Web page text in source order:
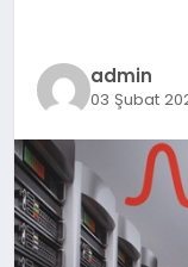
YAŞAM
SAĞLIK
EĞITIM
admin
03 Şubat